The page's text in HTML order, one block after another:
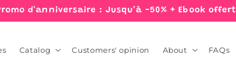
d'anniversaire : Jusqu’à -50% + Ebook offert
Catalog Customers' opinion About FAQs